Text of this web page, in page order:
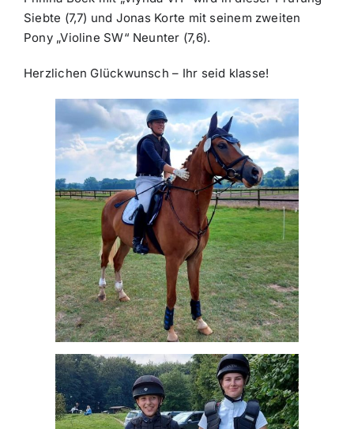
Siebte (7,7) und Jonas Korte mit seinem zweiten
Pony „Violine SW“ Neunter (7,6).
Herzlichen Glückwunsch – Ihr seid klasse!